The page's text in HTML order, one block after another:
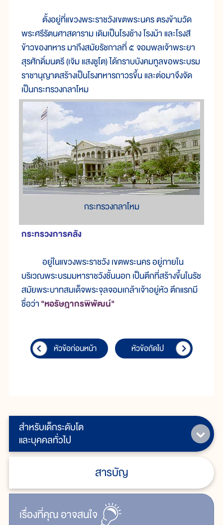
สำหรับเด็กระดับโต
และบุคคลทั่วไป
สารบัญ
เรื่ิองที่คุณอาจสนใจ
ตั้งอยู่ที่แขวงพระราชวังเขตพระนคร ตรงข้ามวัด
พระศรีรัตนศาสดาราม เดิมเป็นโรงช้าง โรงม้า และโรงสี
ข้าวของทหาร มาถึงสมัยรัชกาลที่ ๕ จอมพลเจ้าพระยา
สุรศักดิ์มนตรี (เจิม แสงชูโต) ได้กราบบังคมทูลขอพระบรม
ราชานุญาตสร้างเป็นโรงทหารถาวรขึ้น และต่อมาจึงจัด
เป็นกระทรวงกลาโหม
กระทรวงกลาโหม
กระทรวงการคลัง
อยู่ในแขวงพระราชวัง เขตพระนคร อยู่ภายใน
บริเวณพระบรมมหาราชวังชั้นนอก เป็นตึกที่สร้างขึ้นในรัช
สมัยพระบาทสมเด็จพระจุลจอมเกล้าเจ้าอยู่หัว ตึกแรกมี
ชื่อว่า"หอรัษฎากรพิพัฒน์"
หัวข้อก่อนหน้า หัวข้อถัดไป